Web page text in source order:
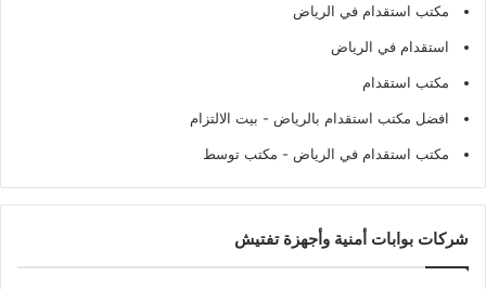
مكتب استقدام في الرياض
استقدام في الرياض
مكتب استقدام
افضل مكتب استقدام بالرياض - بيت الالتزام
مكتب استقدام في الرياض - مكتب توسط
شركات بوابات أمنية وأجهزة تفتيش